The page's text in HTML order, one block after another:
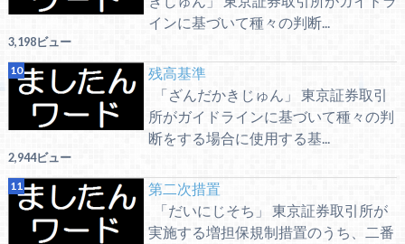
インに基づいて種々の判断...
3,198ビュー
残高基準
「ざんだかきじゅん」 東京証券取引
所がガイドラインに基づいて種々の判
断をする場合に使用する基...
2,944ビュー
第二次措置
「だいにじそち」 東京証券取引所が
実施する増担保規制措置のうち、二番